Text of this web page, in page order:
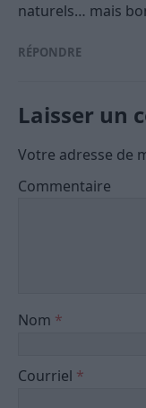
naturels… mais
RÉPONDRE
Laisser un
Votre adresse de
Commentaire
Nom *
Courriel *